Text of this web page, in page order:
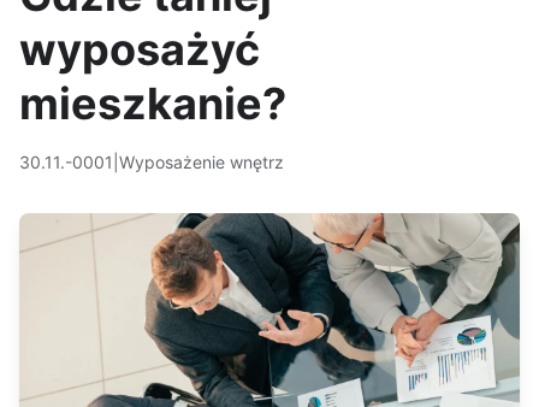
wyposażyć
mieszkanie?
30.11.-0001 Wyposażenie wnętrz